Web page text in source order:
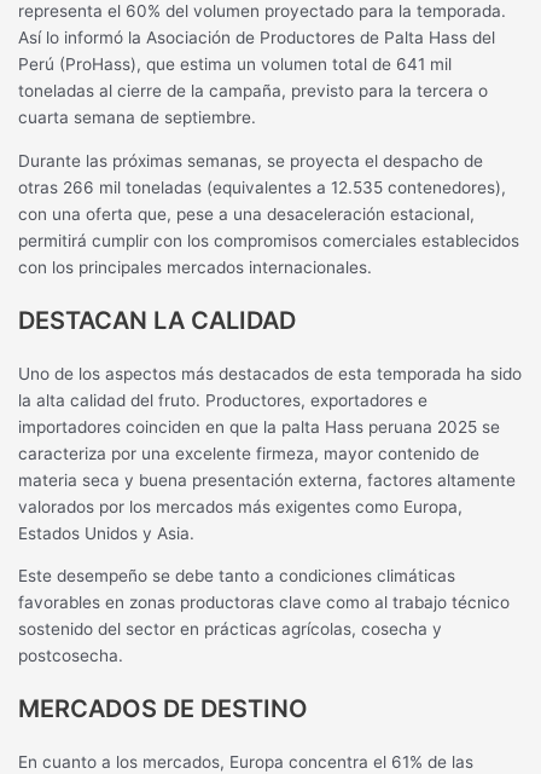
representa el 60% del volumen proyectado para la temporada.
Así lo informó la Asociación de Productores de Palta Hass del
Perú (ProHass), que estima un volumen total de 641 mil
toneladas al cierre de la campaña, previsto para la tercera o
cuarta semana de septiembre.
Durante las próximas semanas, se proyecta el despacho de
otras 266 mil toneladas (equivalentes a 12.535 contenedores),
con una oferta que, pese a una desaceleración estacional,
permitirá cumplir con los compromisos comerciales establecidos
con los principales mercados internacionales.
DESTACAN LA CALIDAD
Uno de los aspectos más destacados de esta temporada ha sido
la alta calidad del fruto. Productores, exportadores e
importadores coinciden en que la palta Hass peruana 2025 se
caracteriza por una excelente firmeza, mayor contenido de
materia seca y buena presentación externa, factores altamente
valorados por los mercados más exigentes como Europa,
Estados Unidos y Asia.
Este desempeño se debe tanto a condiciones climáticas
favorables en zonas productoras clave como al trabajo técnico
sostenido del sector en prácticas agrícolas, cosecha y
postcosecha.
MERCADOS DE DESTINO
En cuanto a los mercados, Europa concentra el 61% de las